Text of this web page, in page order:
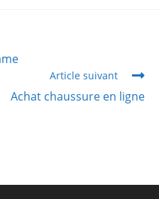
Article suivant
Achat chaussure en ligne